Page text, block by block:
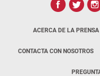
ACERCA DE LA PRENSA
CONTACTA CON NOSOTROS